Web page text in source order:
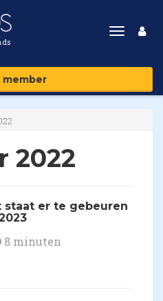
Toggle
member
2022
staat er te gebeuren
8 minuten